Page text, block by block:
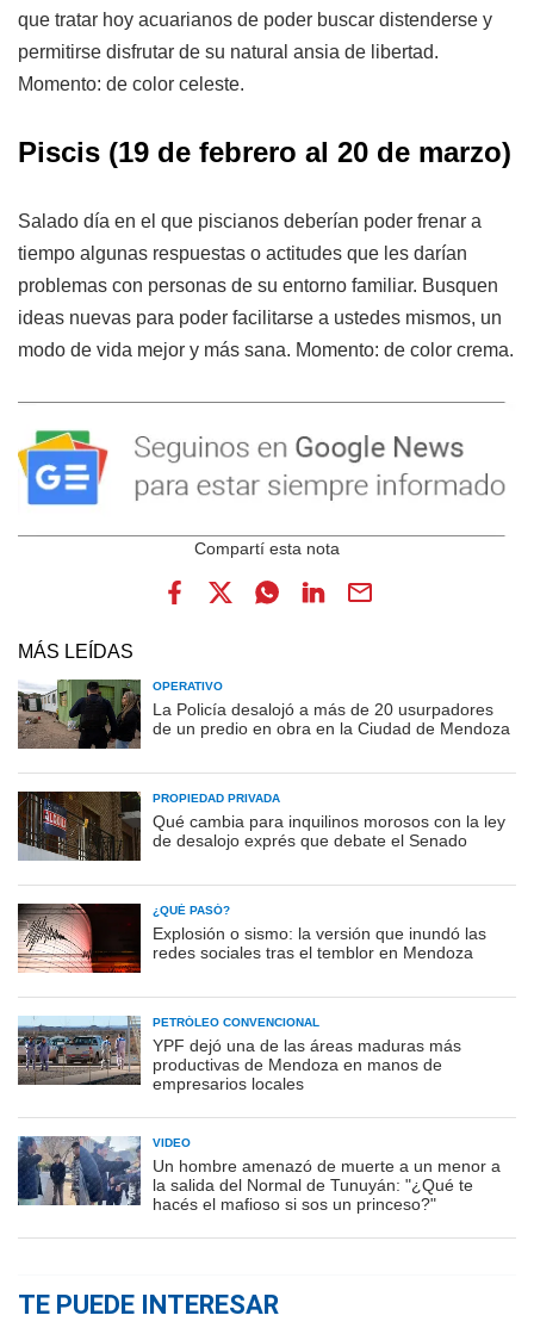
que tratar hoy acuarianos de poder buscar distenderse y
permitirse disfrutar de su natural ansia de libertad.
Momento: de color celeste.
Piscis (19 de febrero al 20 de marzo)
Salado día en el que piscianos deberían poder frenar a
tiempo algunas respuestas o actitudes que les darían
problemas con personas de su entorno familiar. Busquen
ideas nuevas para poder facilitarse a ustedes mismos, un
modo de vida mejor y más sana. Momento: de color crema.
MÁS LEÍDAS
OPERATIVO
La Policía desalojó a más de 20 usurpadores
de un predio en obra en la Ciudad de Mendoza
PROPIEDAD PRIVADA
Qué cambia para inquilinos morosos con la ley
de desalojo exprés que debate el Senado
¿QUÉ PASÓ?
Explosión o sismo: la versión que inundó las
redes sociales tras el temblor en Mendoza
PETRÓLEO CONVENCIONAL
YPF dejó una de las áreas maduras más
productivas de Mendoza en manos de
empresarios locales
VIDEO
Un hombre amenazó de muerte a un menor a
la salida del Normal de Tunuyán: "¿Qué te
hacés el mafioso si sos un princeso?"
TE PUEDE INTERESAR